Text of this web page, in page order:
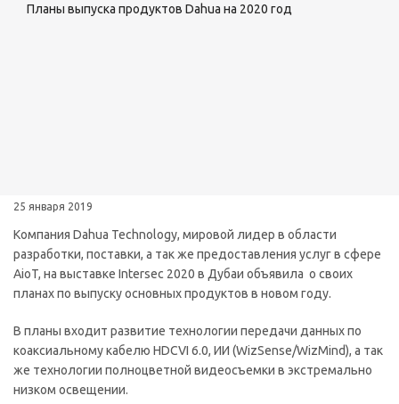
Планы выпуска продуктов Dahua на 2020 год
25 января 2019
Компания Dahua Technology, мировой лидер в области
разработки, поставки, а так же предоставления услуг в сфере
AioT, на выставке Intersec 2020 в Дубаи объявила о своих
планах по выпуску основных продуктов в новом году.
В планы входит развитие технологии передачи данных по
коаксиальному кабелю HDCVI 6.0, ИИ (WizSense/WizMind), а так
же технологии полноцветной видеосъемки в экстремально
низком освещении.